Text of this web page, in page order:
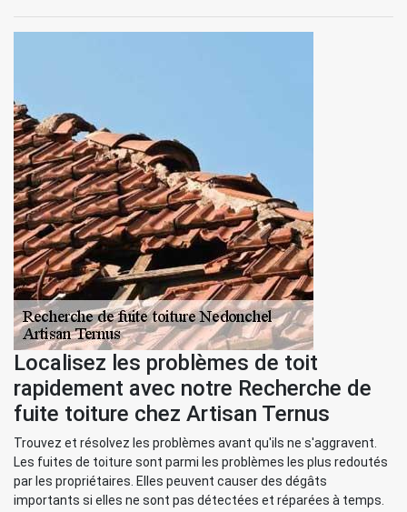
Localisez les problèmes de toit
rapidement avec notre Recherche de
fuite toiture chez Artisan Ternus
Trouvez et résolvez les problèmes avant qu'ils ne s'aggravent.
Les fuites de toiture sont parmi les problèmes les plus redoutés
par les propriétaires. Elles peuvent causer des dégâts
importants si elles ne sont pas détectées et réparées à temps.